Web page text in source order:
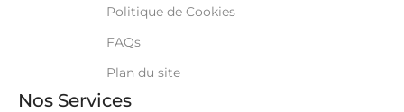
Politique de Cookies
FAQs
Plan du site
Nos Services